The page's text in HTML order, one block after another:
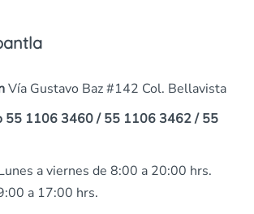
Vía Gustavo Baz #142 Col. Bellavista
55 1106 3460 / 55 1106 3462 / 55
a viernes de 8:00 a 20:00 hrs.
a 17:00 hrs.